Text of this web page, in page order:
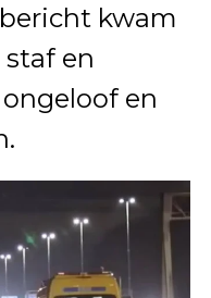
kwam
staf en
en